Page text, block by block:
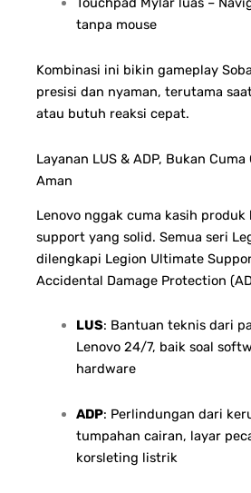
tanpa mouse
Kombinasi ini bikin gameplay
presisi dan nyaman, terutama
atau butuh reaksi cepat.
Layanan LUS & ADP, Bukan
Aman
Lenovo nggak cuma kasih
support yang solid. Semua seri
dilengkapi Legion Ultimate
Accidental Damage Protection
LUS: Bantuan teknis dari
Lenovo 24/7, baik soal
hardware
ADP: Perlindungan dari
tumpahan cairan, layar
korsleting listrik